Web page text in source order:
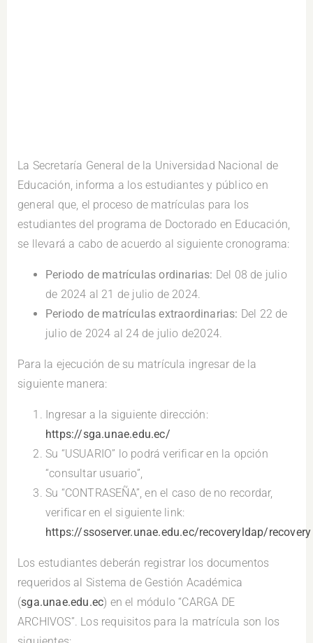
La Secretaría General de la Universidad Nacional de
Educación, informa a los estudiantes y público en
general que, el proceso de matrículas para los
estudiantes del programa de Doctorado en Educación,
se llevará a cabo de acuerdo al siguiente cronograma:
Periodo de matrículas ordinarias: Del 08 de julio
de 2024 al 21 de julio de 2024.
Periodo de matrículas extraordinarias: Del 22 de
julio de 2024 al 24 de julio de2024.
Para la ejecución de su matrícula ingresar de la
siguiente manera:
Ingresar a la siguiente dirección:
https://sga.unae.edu.ec/
Su “USUARIO” lo podrá verificar en la opción
“consultar usuario”,
Su “CONTRASEÑA”, en el caso de no recordar,
verificar en el siguiente link:
https://ssoserver.unae.edu.ec/recoveryldap/recovery
Los estudiantes deberán registrar los documentos
requeridos al Sistema de Gestión Académica
(sga.unae.edu.ec) en el módulo “CARGA DE
ARCHIVOS”. Los requisitos para la matrícula son los